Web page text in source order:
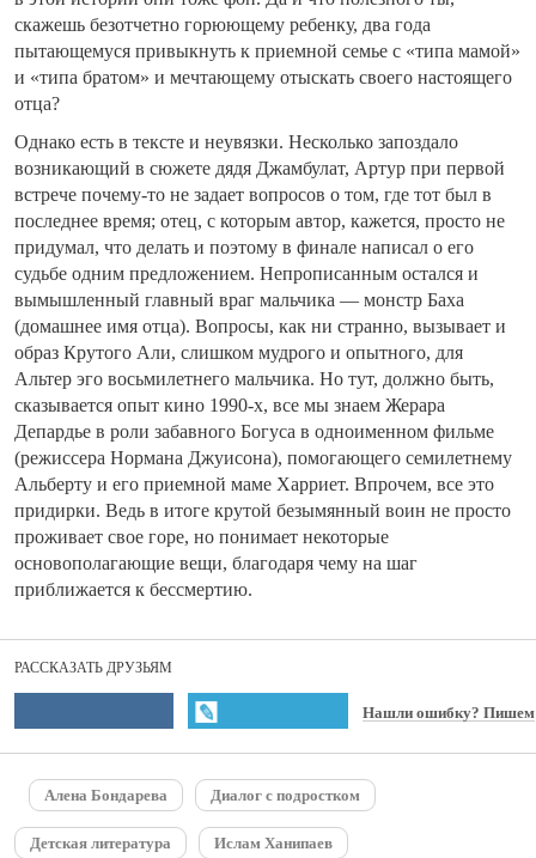
скажешь безотчетно горюющему ребенку, два года
пытающемуся привыкнуть к приемной семье с «типа мамой»
и «типа братом» и мечтающему отыскать своего настоящего
отца?
Однако есть в тексте и неувязки. Несколько запоздало
возникающий в сюжете дядя Джамбулат, Артур при первой
встрече почему-то не задает вопросов о том, где тот был в
последнее время; отец, с которым автор, кажется, просто не
придумал, что делать и поэтому в финале написал о его
судьбе одним предложением. Непрописанным остался и
вымышленный главный враг мальчика — монстр Баха
(домашнее имя отца). Вопросы, как ни странно, вызывает и
образ Крутого Али, слишком мудрого и опытного, для
Альтер эго восьмилетнего мальчика. Но тут, должно быть,
сказывается опыт кино 1990-х, все мы знаем Жерара
Депардье в роли забавного Богуса в одноименном фильме
(режиссера Нормана Джуисона), помогающего семилетнему
Альберту и его приемной маме Харриет. Впрочем, все это
придирки. Ведь в итоге крутой безымянный воин не просто
проживает свое горе, но понимает некоторые
основополагающие вещи, благодаря чему на шаг
приближается к бессмертию.
РАССКАЗАТЬ ДРУЗЬЯМ
Нашли ошибку? Пишем
Алена Бондарева Диалог с подростком
Детская литература Ислам Ханипаев